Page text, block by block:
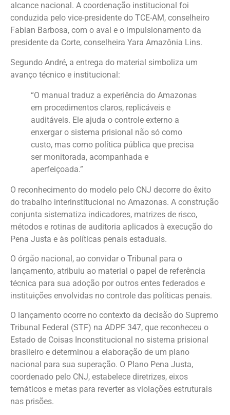
alcance nacional. A coordenação institucional foi
conduzida pelo vice-presidente do TCE-AM, conselheiro
Fabian Barbosa, com o aval e o impulsionamento da
presidente da Corte, conselheira Yara Amazônia Lins.
Segundo André, a entrega do material simboliza um
avanço técnico e institucional:
“O manual traduz a experiência do Amazonas
em procedimentos claros, replicáveis e
auditáveis. Ele ajuda o controle externo a
enxergar o sistema prisional não só como
custo, mas como política pública que precisa
ser monitorada, acompanhada e
aperfeiçoada.”
O reconhecimento do modelo pelo CNJ decorre do êxito
do trabalho interinstitucional no Amazonas. A construção
conjunta sistematiza indicadores, matrizes de risco,
métodos e rotinas de auditoria aplicados à execução do
Pena Justa e às políticas penais estaduais.
O órgão nacional, ao convidar o Tribunal para o
lançamento, atribuiu ao material o papel de referência
técnica para sua adoção por outros entes federados e
instituições envolvidas no controle das políticas penais.
O lançamento ocorre no contexto da decisão do Supremo
Tribunal Federal (STF) na ADPF 347, que reconheceu o
Estado de Coisas Inconstitucional no sistema prisional
brasileiro e determinou a elaboração de um plano
nacional para sua superação. O Plano Pena Justa,
coordenado pelo CNJ, estabelece diretrizes, eixos
temáticos e metas para reverter as violações estruturais
nas prisões.